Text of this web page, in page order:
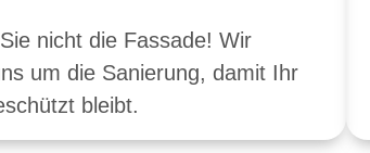
nicht die Fassade! Wir
um die Sanierung, damit Ihr
bleibt.